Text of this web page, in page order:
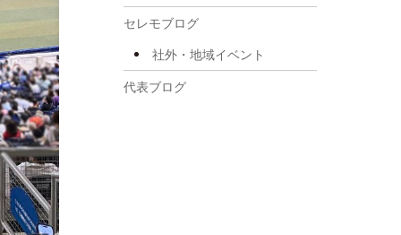
2025年10月
2025年8月
セレモブログ
社外・地域イベント
代表ブログ